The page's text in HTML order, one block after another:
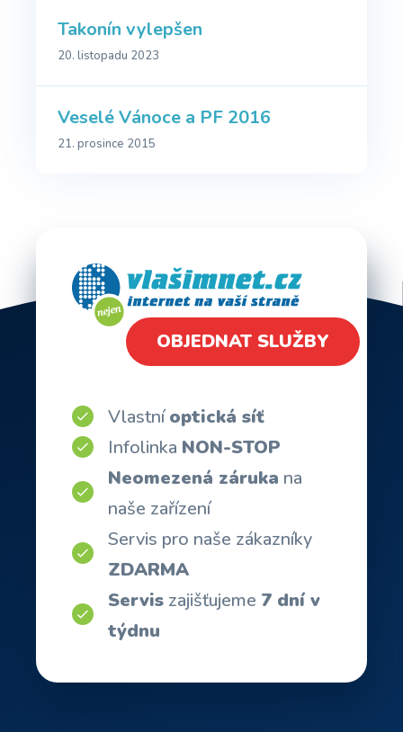
Takonín vylepšen
20. listopadu 2023
Veselé Vánoce a PF 2016
21. prosince 2015
OBJEDNAT SLUŽBY
Vlastníoptická síť
Infolinka NON-STOP
Neomezená záruka na
naše zařízení
Servis pro naše zákazníky
ZDARMA
Servis zajišťujeme 7 dní v
týdnu